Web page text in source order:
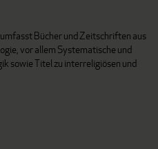
Bücher und Zeitschriften aus
vor allem Systematische und
sowie Titel zu interreligiösen und